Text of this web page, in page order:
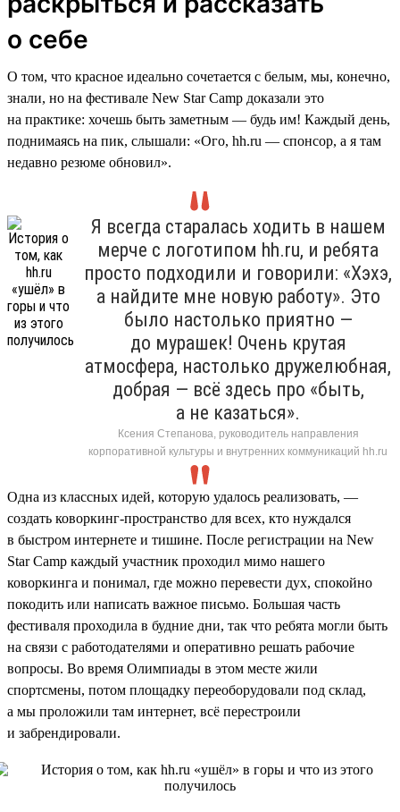
о себе
О том, что красное идеально сочетается с белым, мы, конечно,
знали, но на фестивале New Star Camp доказали это
на практике: хочешь быть заметным — будь им! Каждый день,
поднимаясь на пик, слышали: «Ого, hh.ru — спонсор, а я там
недавно резюме обновил».
Я всегда старалась ходить в нашем
мерче с логотипом hh.ru, и ребята
просто подходили и говорили: «Хэхэ,
а найдите мне новую работу». Это
было настолько приятно —
до мурашек! Очень крутая
атмосфера, настолько дружелюбная,
добрая — всё здесь про «быть,
а не казаться».
Ксения Степанова, руководитель направления
корпоративной культуры и внутренних коммуникаций hh.ru
Одна из классных идей, которую удалось реализовать, —
создать коворкинг-пространство для всех, кто нуждался
в быстром интернете и тишине. После регистрации на New
Star Camp каждый участник проходил мимо нашего
коворкинга и понимал, где можно перевести дух, спокойно
покодить или написать важное письмо. Большая часть
фестиваля проходила в будние дни, так что ребята могли быть
на связи с работодателями и оперативно решать рабочие
вопросы. Во время Олимпиады в этом месте жили
спортсмены, потом площадку переоборудовали под склад,
а мы проложили там интернет, всё перестроили
и забрендировали.